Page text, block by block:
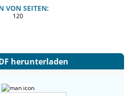
VON SEITEN:
120
herunterladen